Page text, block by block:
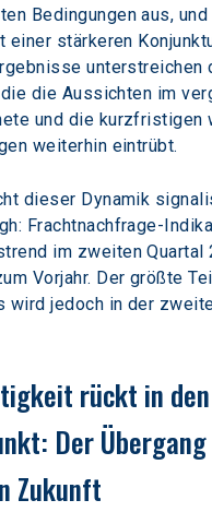
Bedingungen aus,
einer stärkeren
unterstreichen
die Aussichten im
und die kurzfristigen
weiterhin eintrübt.
dieser Dynamik
Frachtnachfrage-
im zweiten Quartal
Vorjahr. Der größte
wird jedoch in der
rückt in den
Der
Zukunft